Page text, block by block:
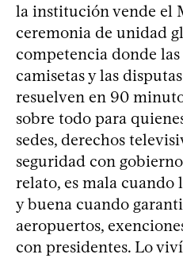
la institución vende el
ceremonia de unidad
competencia donde
camisetas y las
resuelven en 90
sobre todo para
sedes, derechos
seguridad con
relato, es mala cuando
y buena cuando
aeropuertos,
con presidentes. Lo